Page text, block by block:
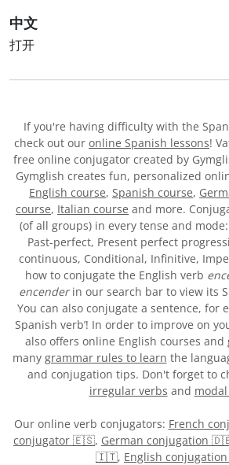
中文
打开
If you're having difficulty with the
check out our online Spanish lessons!
free online conjugator created by
Gymglish creates fun, personalized
English course, Spanish course,
course, Italian course and more.
(of all groups) in every tense and
Past-perfect, Present perfect
continuous, Conditional, Infinitive,
how to conjugate the English verb
encenderin our search bar to view its
You can also conjugate a sentence, for
Spanish verb’! In order to improve on
also offers online English courses and
many grammar rules to learn the
and conjugation tips. Don't forget to
irregular verbs and
Our online verb conjugators: French
conjugator 🇪🇸, German conjugation
🇮🇹, English